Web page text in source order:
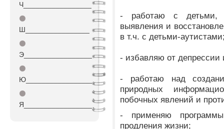
Ч_________________
⚫
Ш________________
⚫
Э_________________
⚫
Ю_________________
⚫
Я_________________
- работаю с детьми,
выявления и
в т.ч. с детьми-
- избавляю от депрессии
- работаю над
природных
побочных явлений и
- применяю
продления жизни;